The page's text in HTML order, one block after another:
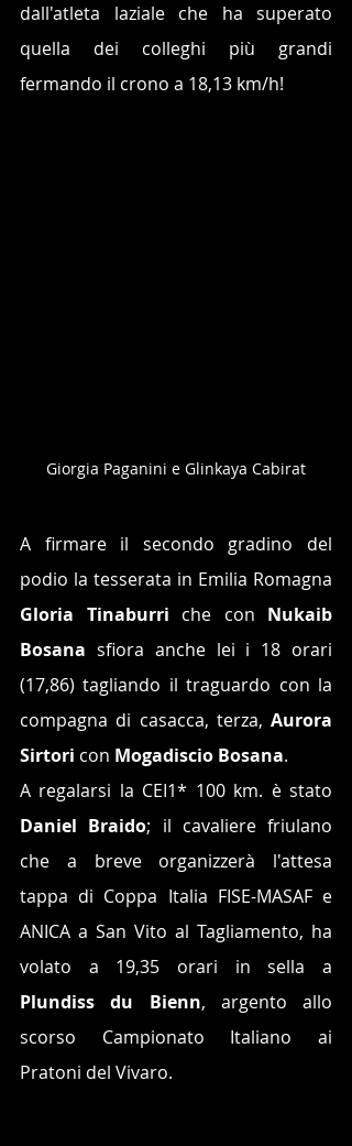
dall'atleta laziale che ha superato
quella dei colleghi più grandi
fermando il crono a 18,13 km/h!
Giorgia Paganini e Glinkaya Cabirat
A firmare il secondo gradino del
Gloria Tinaburri che con Nukaib
Bosana sfiora anche lei i 18 orari
(17,86) tagliando il traguardo con la
compagna di casacca, terza, Aurora
Sirtori con Mogadiscio Bosana.
Daniel Braido; il cavaliere friulano
che a breve organizzerà l'attesa
tappa di Coppa Italia FISE-MASAF e
ANICA a San Vito al Tagliamento, ha
Plundiss du Bienn, argento allo
scorso Campionato Italiano ai
Pratoni del Vivaro.